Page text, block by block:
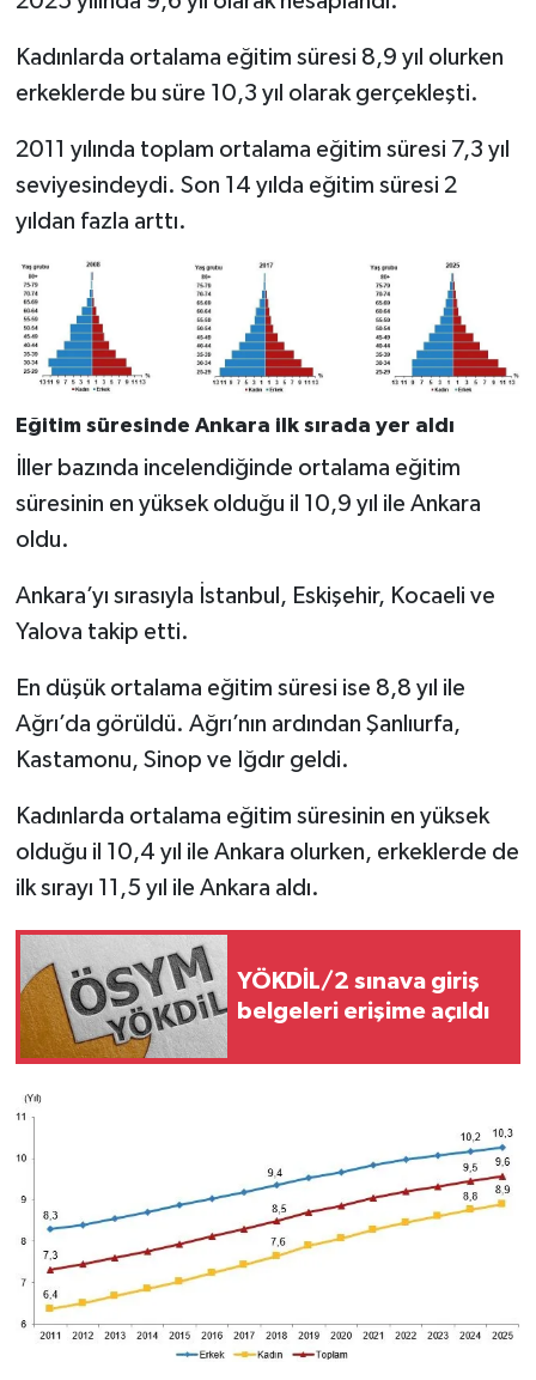
Kadınlarda ortalama eğitim süresi 8,9 yıl olurken
erkeklerde bu süre 10,3 yıl olarak gerçekleşti.
2011 yılında toplam ortalama eğitim süresi 7,3 yıl
seviyesindeydi. Son 14 yılda eğitim süresi 2
yıldan fazla arttı.
Eğitim süresinde Ankara ilk sırada yer aldı
İller bazında incelendiğinde ortalama eğitim
süresinin en yüksek olduğu il 10,9 yıl ile Ankara
oldu.
Ankara’yı sırasıyla İstanbul, Eskişehir, Kocaeli ve
Yalova takip etti.
En düşük ortalama eğitim süresi ise 8,8 yıl ile
Ağrı’da görüldü. Ağrı’nın ardından Şanlıurfa,
Kastamonu, Sinop ve Iğdır geldi.
Kadınlarda ortalama eğitim süresinin en yüksek
olduğu il 10,4 yıl ile Ankara olurken, erkeklerde de
ilk sırayı 11,5 yıl ile Ankara aldı.
YÖKDİL/2 sınava giriş
belgeleri erişime açıldı